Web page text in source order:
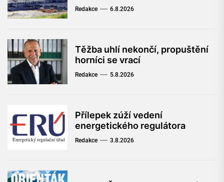
Redakce 6.8.2026
Těžba uhlí nekončí, propuštění
horníci se vrací
Redakce 5.8.2026
Přílepek zúží vedení
energetického regulátora
Redakce 3.8.2026